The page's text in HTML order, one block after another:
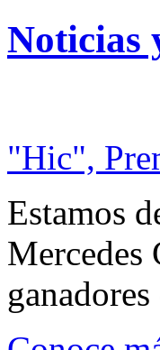
Noticias
"Hic",
Estamos
Mercedes